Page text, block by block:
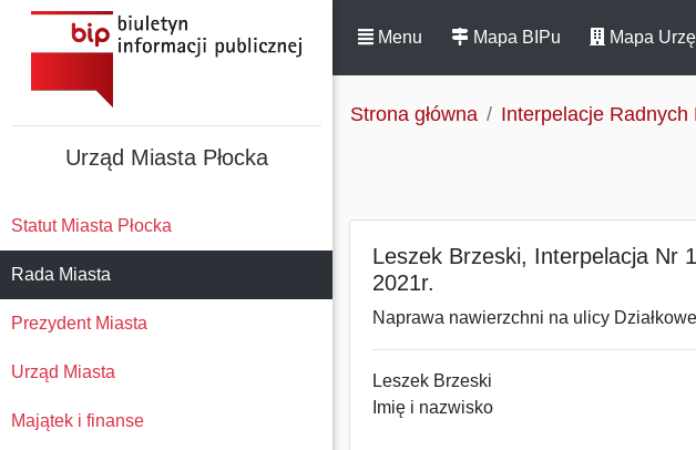
Urząd Miasta Płocka
Statut Miasta Płocka
Rada Miasta
Prezydent Miasta
Urząd Miasta
Majątek i finanse
Menu Mapa BIPu Mapa
Strona główna Interpelacje Radnych
Leszek Brzeski, Interpelacja Nr
2021r.
Naprawa nawierzchni na ulicy
Leszek Brzeski
Imię i nazwisko